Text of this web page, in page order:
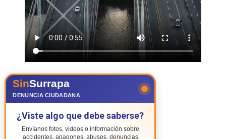
SinSurrapa
DENUNCIA CIUDADANA
¿Viste algo que debe saberse?
Envíanos fotos, videos o información sobre
accidentes, apagones, abusos, denuncias